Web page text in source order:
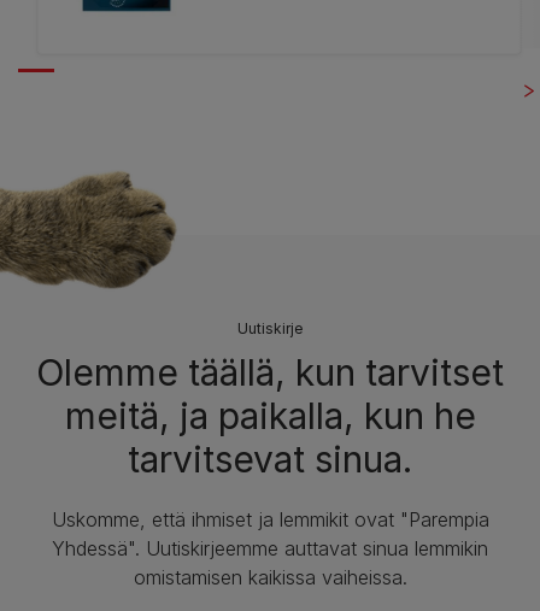
Uutiskirje
Olemme täällä, kun tarvitset
meitä, ja paikalla, kun he
tarvitsevat sinua.
Uskomme, että ihmiset ja lemmikit ovat "Parempia
Yhdessä". Uutiskirjeemme auttavat sinua lemmikin
omistamisen kaikissa vaiheissa.